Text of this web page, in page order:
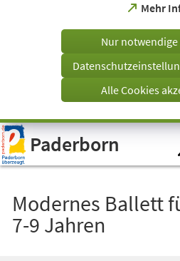
Visuelle
Assistenzsoftware
öffnen.
Mehr
(Öffnet
einem
Tab)
Nur notwendige
Alle Cookies
Paderborn
Modernes Ballett
7-9 Jahren